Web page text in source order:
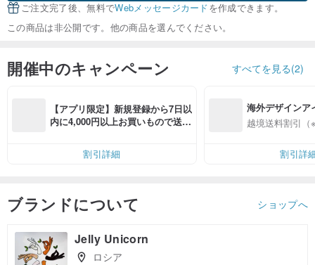
ご注文完了後、無料でWebメッセージカードを作成できます。
この商品は非公開です。他の商品を選んでください。
開催中のキャンペーン すべてを見る(2)
【アプリ限定】新規登録から7日以
内に4,000円以上お買いもので送料
割引詳細
海外デザインア
入
越境送料割引（
割引詳
ブランドについて ショップへ
Jelly Unicorn
ロシア